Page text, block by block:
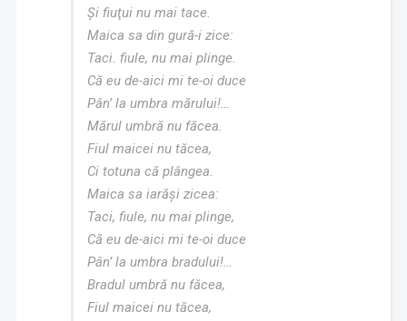
Și fiuţui nu mai tace.
Maica sa din gură-i zice:
Taci. fiule, nu mai plinge.
Că eu de-aici mi te-oi duce
Pân’ la umbra mărului!…
Mărul umbră nu făcea.
Fiul maicei nu tăcea,
Ci totuna că plângea.
Maica sa iarăși zicea:
Taci, fiule, nu mai plinge,
Că eu de-aici mi te-oi duce
Pân’ la umbra bradului!…
Bradul umbră nu făcea,
Fiul maicei nu tăcea,